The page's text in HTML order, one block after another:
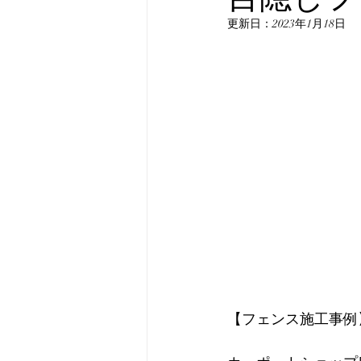
更新日：2023年1月18日
【フェンス施工事